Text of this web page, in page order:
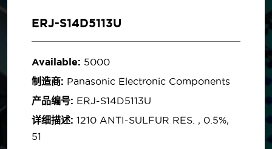
ERJ-S14D5113U
Available: 5000
制造商: Panasonic Electronic Components
产品编号: ERJ-S14D5113U
详细描述: 1210 ANTI-SULFUR RES. , 0.5%,
51